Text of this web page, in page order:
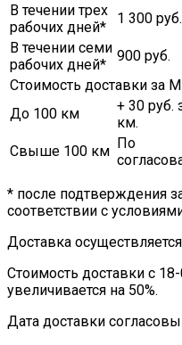
В течении трех
рабочих дней*
1 300 руб.
В течении семи
рабочих дней*
900 руб.
Стоимость доставки за
До 100 км
+ 30 руб.
км.
Свыше 100 км По
* после подтверждения
соответствии с
Доставка
Стоимость доставки с
увеличивается на 50%.
Дата доставки